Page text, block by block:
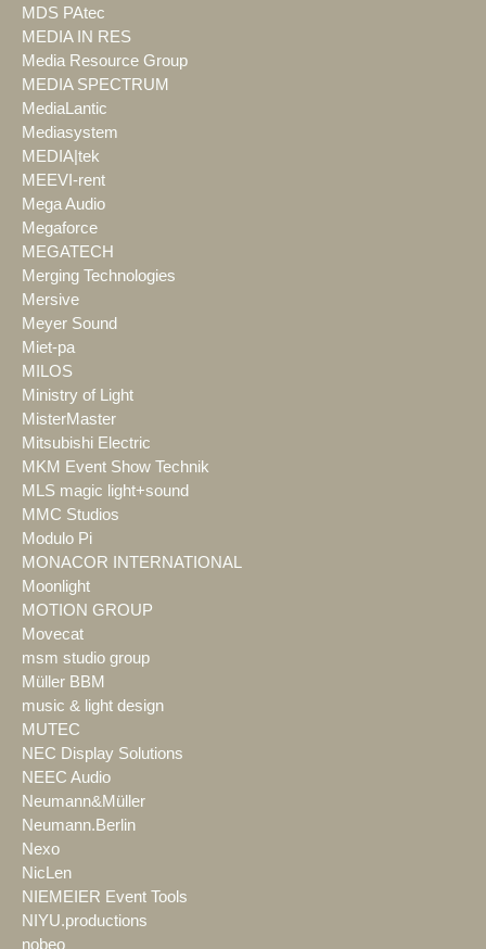
MDS PAtec
MEDIA IN RES
Media Resource Group
MEDIA SPECTRUM
MediaLantic
Mediasystem
MEDIA|tek
MEEVI-rent
Mega Audio
Megaforce
MEGATECH
Merging Technologies
Mersive
Meyer Sound
Miet-pa
MILOS
Ministry of Light
MisterMaster
Mitsubishi Electric
MKM Event Show Technik
MLS magic light+sound
MMC Studios
Modulo Pi
MONACOR INTERNATIONAL
Moonlight
MOTION GROUP
Movecat
msm studio group
Müller BBM
music & light design
MUTEC
NEC Display Solutions
NEEC Audio
Neumann&Müller
Neumann.Berlin
Nexo
NicLen
NIEMEIER Event Tools
NIYU.productions
nobeo